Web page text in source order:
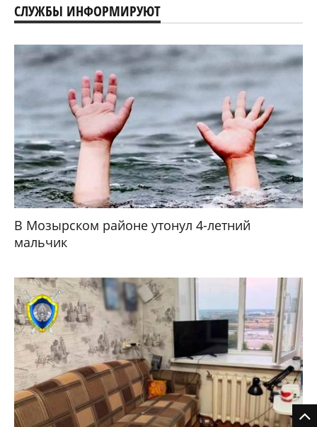
СЛУЖБЫ ИНФОРМИРУЮТ
В Мозырском районе утонул 4-летний
мальчик